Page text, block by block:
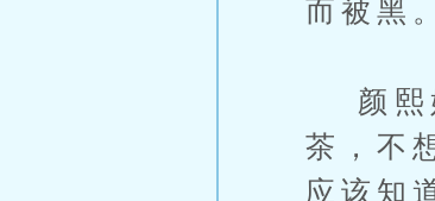
而被黑。
颜熙
茶，不
应该知